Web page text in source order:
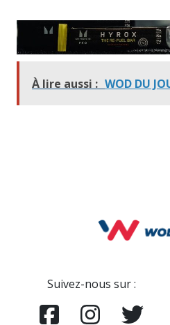
À lire aussi : WOD DU
Suivez-nous sur :